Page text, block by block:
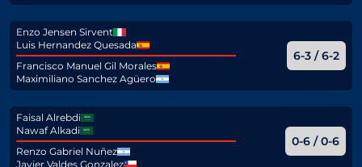
Enzo Jensen Sirvent
Luis Hernandez Quesada
Francisco Manuel Gil Morales
Maximiliano Sanchez Agüero
6-3 / 6-2
Faisal Alrebdi
Nawaf Alkadi
Renzo Gabriel Nuñez
Javier Valdes Gonzalez
0-6 / 0-6